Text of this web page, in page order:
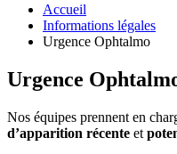
Accueil
Informations légales
Urgence Ophtalmo
Urgence
Nos équipes prennent en
d’apparition récente et